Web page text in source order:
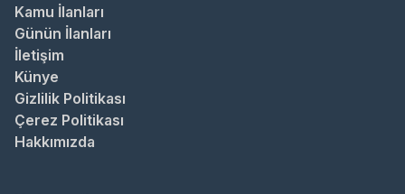
Kamu İlanları
Günün İlanları
İletişim
Künye
Gizlilik Politikası
Çerez Politikası
Hakkımızda